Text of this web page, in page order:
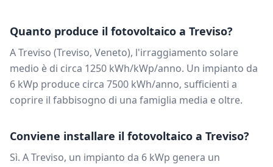
Quanto produce il fotovoltaico a Treviso?
ATreviso (Treviso, Veneto), l'irraggiamento solare
medio è di circa 1250 kWh/kWp/anno. Un impianto da
6 kWp produce circa 7500 kWh/anno, sufficienti a
coprire il fabbisogno di una famiglia media e oltre.
Conviene installare il fotovoltaico a Treviso?
Sì. ATreviso, un impianto da 6 kWp genera un